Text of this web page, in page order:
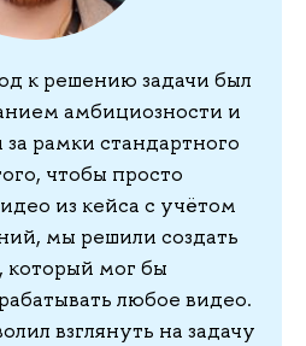
к решению задачи был
амбициозности и
рамки стандартного
чтобы просто
из кейса с учётом
мы решили создать
который мог бы
любое видео.
взглянуть на задачу